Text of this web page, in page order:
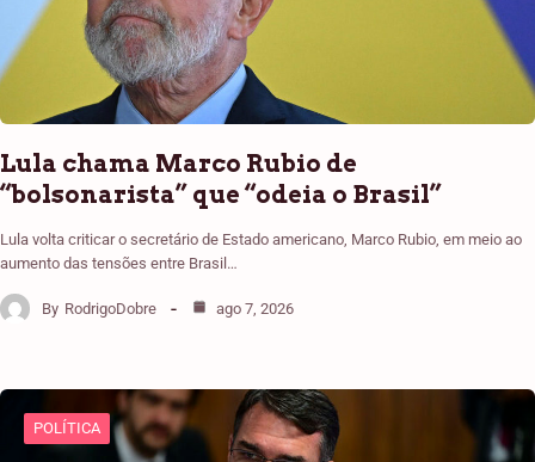
Lula chama Marco Rubio de
“bolsonarista” que “odeia o Brasil”
Lula volta criticar o secretário de Estado americano, Marco Rubio, em meio ao
aumento das tensões entre Brasil…
By RodrigoDobre ago 7, 2026
POLÍTICA